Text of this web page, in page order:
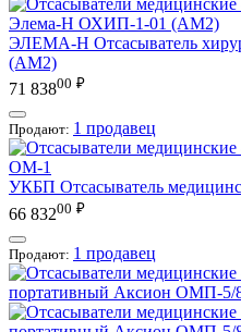
ЭЛЕМА-Н Отсасыватель
(АМ2)
71 83800 ₽
Продают: 1 продавец
УКБП Отсасыватель
66 83200 ₽
Продают: 1 продавец